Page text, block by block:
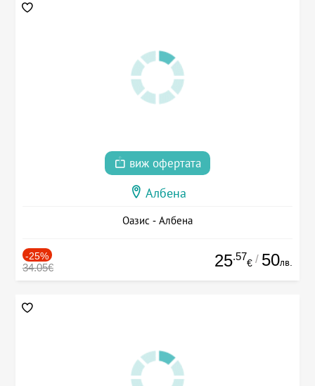
виж офертата
Албена
Оазис - Албена
-25%
34.05€ 25.57
€ / 50лв.